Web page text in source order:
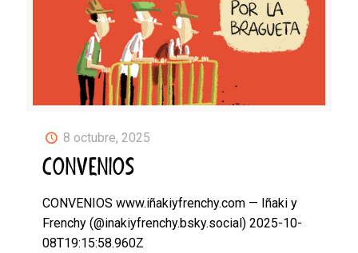
8 octubre, 2025
CONVENIOS
CONVENIOS www.iñakiyfrenchy.com — Iñaki y
Frenchy (@inakiyfrenchy.bsky.social) 2025-10-
08T19:15:58.960Z